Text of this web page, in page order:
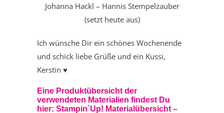
Johanna Hackl – Hannis Stempelzauber
(setzt heute aus)
Ich wünsche Dir ein schönes Wochenende
und schick liebe Grüße und ein Kussi,
Kerstin ♥
Eine Produktübersicht der
verwendeten Materialien findest Du
hier: Stampin`Up! Materialübersicht –